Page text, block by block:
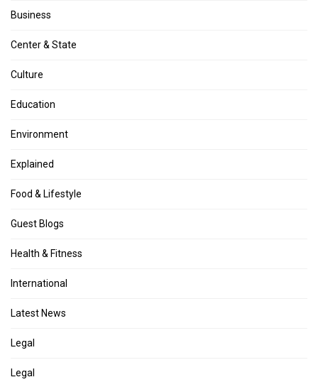
Business
Center & State
Culture
Education
Environment
Explained
Food & Lifestyle
Guest Blogs
Health & Fitness
International
Latest News
Legal
Legal